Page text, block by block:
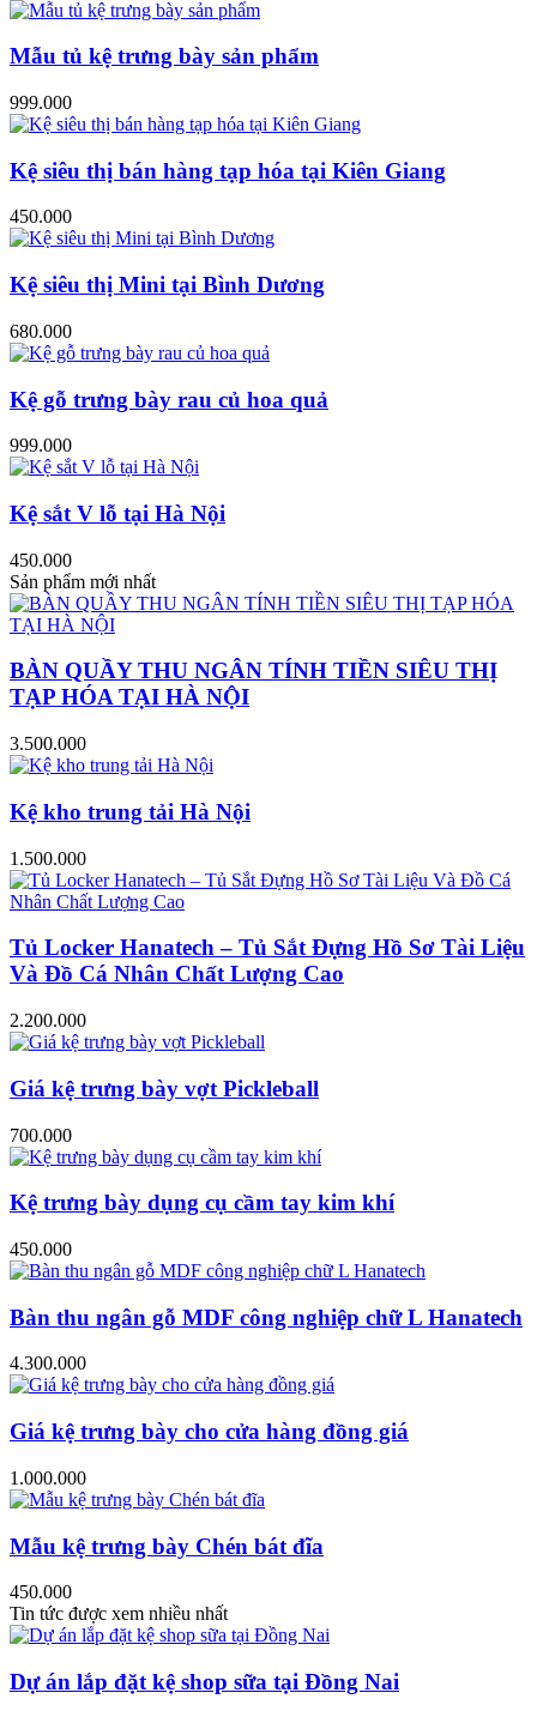
Mẫu tủ kệ trưng bày sản phẩm
999.000
Kệ siêu thị bán hàng tạp hóa tại Kiên Giang
450.000
Kệ siêu thị Mini tại Bình Dương
680.000
Kệ gỗ trưng bày rau củ hoa quả
999.000
Kệ sắt V lỗ tại Hà Nội
450.000
Sản phẩm mới nhất
BÀN QUẦY THU NGÂN TÍNH TIỀN SIÊU THỊ
TẠP HÓA TẠI HÀ NỘI
3.500.000
Kệ kho trung tải Hà Nội
1.500.000
Tủ Locker Hanatech – Tủ Sắt Đựng Hồ Sơ Tài Liệu
Và Đồ Cá Nhân Chất Lượng Cao
2.200.000
Giá kệ trưng bày vợt Pickleball
700.000
Kệ trưng bày dụng cụ cầm tay kim khí
450.000
Bàn thu ngân gỗ MDF công nghiệp chữ L Hanatech
4.300.000
Giá kệ trưng bày cho cửa hàng đồng giá
1.000.000
Mẫu kệ trưng bày Chén bát đĩa
450.000
Tin tức được xem nhiều nhất
Dự án lắp đặt kệ shop sữa tại Đồng Nai